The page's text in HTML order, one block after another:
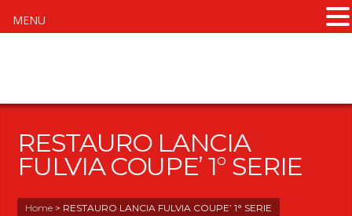
RESTAURO LANCIA
FULVIA COUPE’ 1° SERIE
Home > RESTAURO LANCIA FULVIA COUPE’ 1° SERIE
MENU